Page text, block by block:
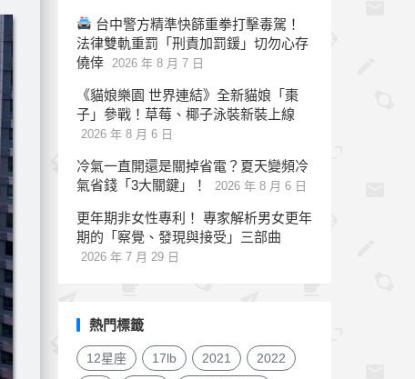
台中警方精準快篩重拳打擊毒駕！
法律雙軌重罰「刑責加罰鍰」切勿心存
僥倖
2026 年 8 月 7 日
《貓娘樂園 世界連結》全新貓娘「棗
子」參戰！草莓、椰子泳裝新裝上線
2026 年 8 月 6 日
冷氣一直開還是關掉省電？夏天變頻冷
氣省錢「3大關鍵」！
2026 年 8 月 6 日
更年期非女性專利！ 專家解析男女更年
期的「察覺、發現與接受」三部曲
2026 年 7 月 29 日
熱門標籤
12星座 17lb 2021 2022